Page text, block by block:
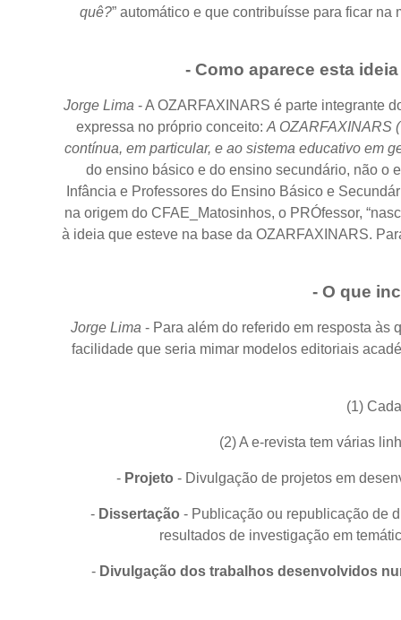
quê?” automático e que contribuísse para ficar
- Como aparece esta
Jorge Lima - A OZARFAXINARS é parte integrante
expressa no próprio conceito: A OZARFAXINARS
contínua, em particular, e ao sistema educativo em
do ensino básico e do ensino secundário, não o
Infância e Professores do Ensino Básico e
na origem do CFAE_Matosinhos, o PRÓfessor,
à ideia que esteve na base da OZARFAXINARS.
- O que
Jorge Lima - Para além do referido em resposta às
facilidade que seria mimar modelos editoriais
(1)
(2) A e-revista tem várias
- Projeto - Divulgação de projetos em
- Dissertação - Publicação ou republicação de
resultados de investigação em
- Divulgação dos trabalhos desenvolvidos